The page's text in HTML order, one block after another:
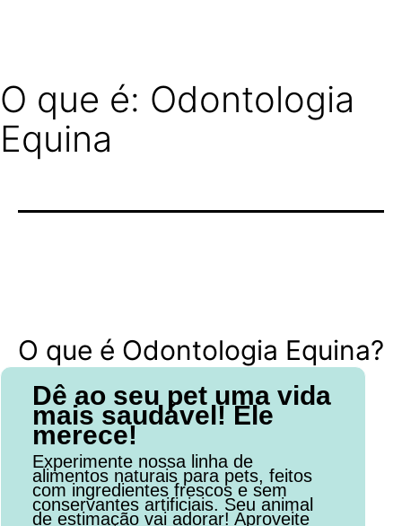
O que é: Odontologia
Equina
O que é Odontologia Equina?
Dê ao seu pet uma vida
mais saudável! Ele
merece!
Experimente nossa linha de
alimentos naturais para pets, feitos
com ingredientes frescos e sem
conservantes artificiais. Seu animal
de estimação vai adorar! Aproveite